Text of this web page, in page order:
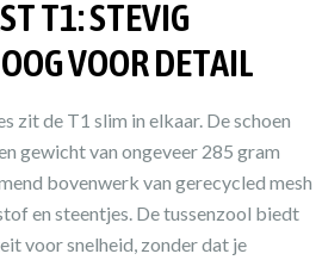
T1: STEVIG
VOOR DETAIL
zit de T1 slim in elkaar. De schoen
gewicht van ongeveer 285 gram
bovenwerk van gerecycled mesh
en steentjes. De tussenzool biedt
voor snelheid, zonder dat je